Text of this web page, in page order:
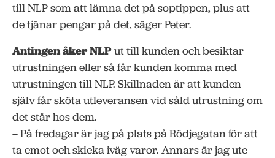
till NLP som att lämna det på soptippen, plus att
de tjänar pengar på det, säger Peter.
Antingen åkerNLPut till kunden och besiktar
utrustningen eller så får kunden komma med
utrustningen till NLP. Skillnaden är att kunden
själv får sköta utleveransen vid såld utrustning om
det står hos dem.
– På fredagar är jag på plats på Rödjegatan för att
ta emot och skicka iväg varor. Annars är jag ute